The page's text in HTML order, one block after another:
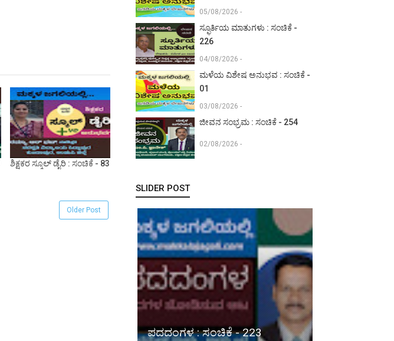
ಶಿಕ್ಷಕರ ಸ್ಕೂಲ್ ಡೈರಿ : ಸಂಚಿಕೆ - 83
Older Post
05/08/2026 -
ಸ್ಫೂರ್ತಿಯ ಮಾತುಗಳು : ಸಂಚಿಕೆ -
226
04/08/2026 -
ಮಳೆಯ ವಿಶೇಷ ಅನುಭವ : ಸಂಚಿಕೆ -
01
03/08/2026 -
ಜೀವನ ಸಂಭ್ರಮ : ಸಂಚಿಕೆ - 254
02/08/2026 -
SLIDER POST
ಪದದಂಗಳ : ಸಂಚಿಕೆ - 223